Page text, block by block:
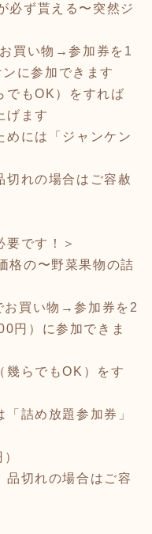
ず貰える〜突然ジ
買い物→参加券を1
に参加できます
でもOK）をすれば
げます
には「ジャンケン
れの場合はご容赦
要です！＞
の〜野菜果物の詰
買い物→参加券を2
円）に参加できま
らでもOK）をす
詰め放題参加券」
切れの場合はご容